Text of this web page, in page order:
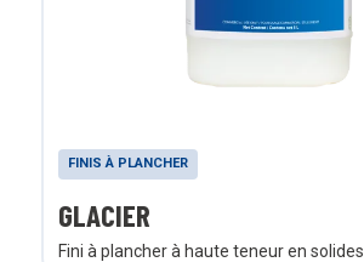
FINIS À PLANCHER
GLACIER
Fini à plancher à haute teneur en solides